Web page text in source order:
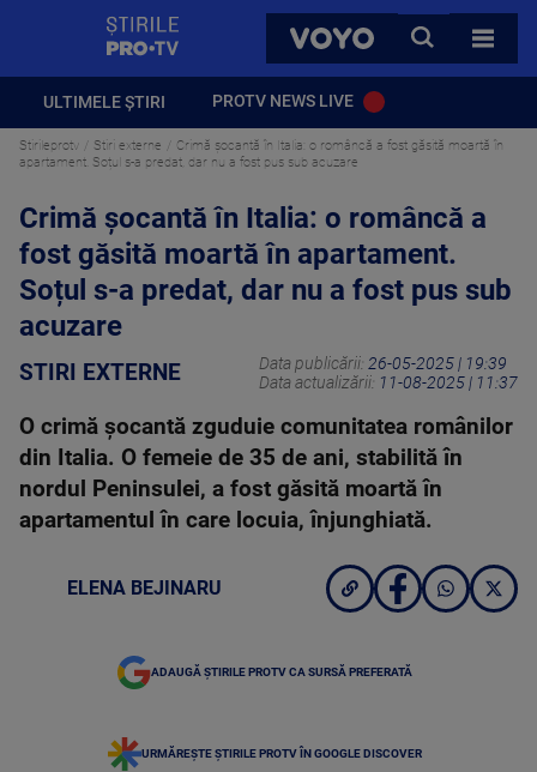
VOYO
CAUTA
TOATE
ULTIMELE ȘTIRI PROTV NEWS LIVE
Stirileprotv Stiri externe
Crimă șocantă în Italia: o româncă a fost găsită moartă în
apartament. Soțul s-a predat, dar nu a fost pus sub acuzare
Crimă șocantă în Italia: o româncă a
fost găsită moartă în apartament.
Soțul s-a predat, dar nu a fost pus sub
acuzare
STIRI EXTERNE Data publicării: 26-05-2025 | 19:39
Data actualizării: 11-08-2025 | 11:37
O crimă șocantă zguduie comunitatea românilor
din Italia. O femeie de 35 de ani, stabilită în
nordul Peninsulei, a fost găsită moartă în
apartamentul în care locuia, înjunghiată.
ELENA BEJINARU
ADAUGĂ ȘTIRILE PROTV CA SURSĂ PREFERATĂ
URMĂREȘTE ȘTIRILE PROTV ÎN GOOGLE DISCOVER